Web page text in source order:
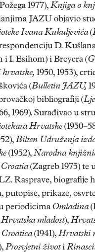
1977), Knjiga o
JAZU objavio
Ivana Kukuljevića(
D.
I. Esihom) i Breyera (
1950, 1953),
(Bulletin JAZU,
bibliografiji (
1969). Surađivao u
Hrvatske
Bilten Udruženja
(1952), Narodna
(Zagreb 1975) te
Rasprave, biografije
putopise, prikaze,
periodicima Omladina
Hrvatska mladost),
(1941), Hrvatski
Prosvjetni životi